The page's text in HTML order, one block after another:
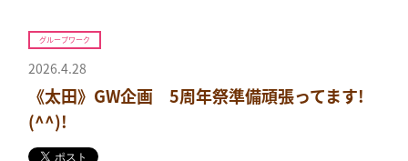
グループワーク
2026.4.28
《太田》GW企画 5周年祭準備頑張ってます!
(^^)!